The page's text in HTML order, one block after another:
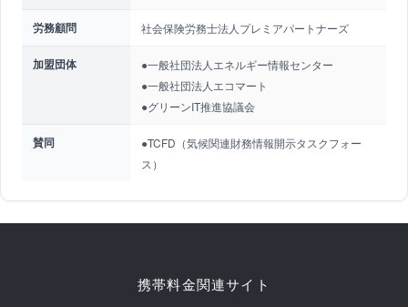
労務顧問 社会保険労務士法人プレミアパートナーズ
加盟団体
●一般社団法人エネルギー情報センター
●一般社団法人エコマート
●グリーンIT推進協議会
賛同
●TCFD（気候関連財務情報開示タスクフォー
ス）
携帯料金関連サイト